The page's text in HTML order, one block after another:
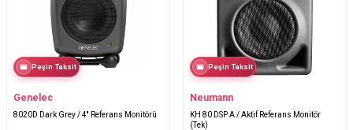
Peşin Taksit
Genelec
8020D Dark Grey / 4'' Referans Monitörü
Peşin Taksit
Neumann
KH 80 DSP A / Aktif Referans Monitör
(Tek)